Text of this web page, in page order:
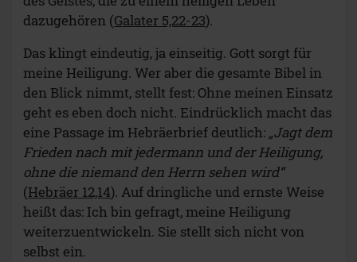
dazugehören (Galater 5,22-23).
Das klingt eindeutig, ja einseitig. Gott sorgt für
meine Heiligung. Wer aber die gesamte Bibel in
den Blick nimmt, stellt fest: Ohne meinen Einsatz
geht es eben doch nicht. Eindrücklich macht das
eine Passage im Hebräerbrief deutlich: „Jagt dem
Frieden nach mit jedermann und der Heiligung,
ohne die niemand den Herrn sehen wird“
(Hebräer 12,14). Auf dringliche und ernste Weise
heißt das: Ich bin gefragt, meine Heiligung
weiterzuentwickeln. Sie stellt sich nicht von
selbst ein.